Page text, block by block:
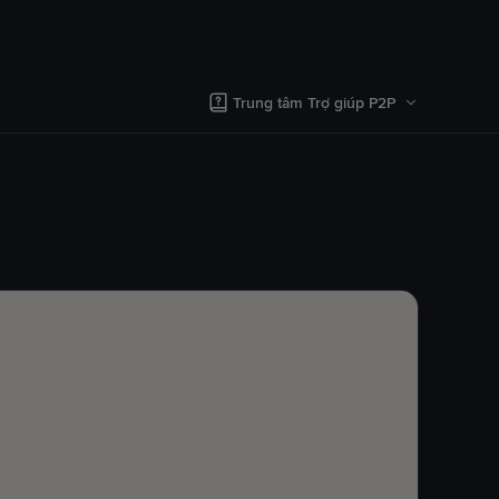
Trung tâm Trợ giúp P2P